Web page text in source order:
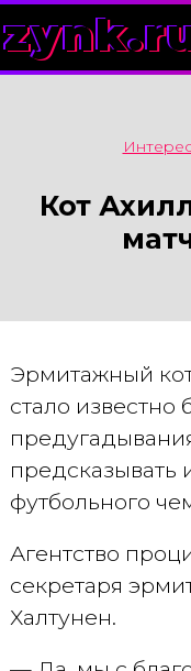
Кот
Эрмитажный
стало известно
предсказывать
футбольного
Агентство
секретаря
Халтунен.